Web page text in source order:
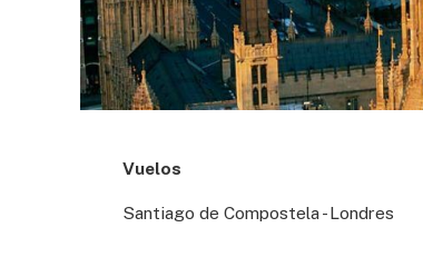
Vuelos
Santiago de Compostela - Londres